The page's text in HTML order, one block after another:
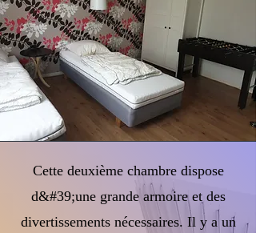
Cette deuxième chambre dispose
d&#39;une grande armoire et des
divertissements nécessaires. Il y a un